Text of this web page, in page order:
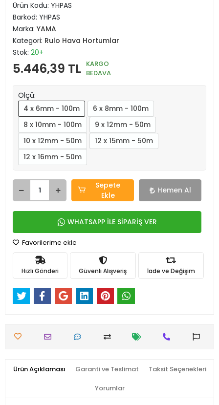
Ürün Kodu: YHPAS
Barkod: YHPAS
Marka: YAMA
Kategori: Rulo Hava Hortumlar
Stok: 20+
5.446,39 TL KARGO
BEDAVA
Ölçü:
4 x 6mm - 100m
6 x 8mm - 100m
8 x 10mm - 100m
9 x 12mm - 50m
10 x 12mm - 50m
12 x 15mm - 50m
12 x 16mm - 50m
Sepete
Ekle
Hemen Al
WHATSAPP İLE SİPARİŞ VER
Favorilerime ekle
Hızlı Gönderi Güvenli Alışveriş İade ve Değişim
Ürün Açıklaması Garanti ve Teslimat Taksit Seçenekleri
Yorumlar